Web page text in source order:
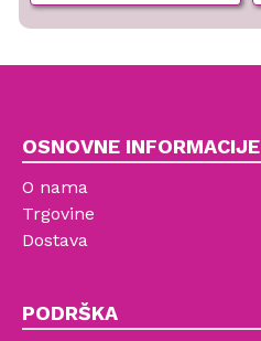
OSNOVNE INFORMACIJE
O nama
Trgovine
Dostava
PODRŠKA